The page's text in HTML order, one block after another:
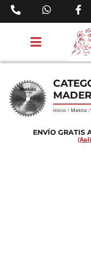
Inicio / Makita /
ENVÍO GRATIS